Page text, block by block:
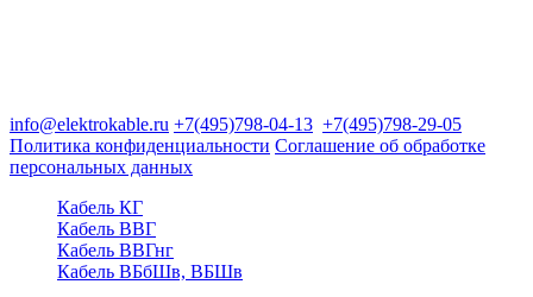
info@elektrokable.ru +7(495)798-04-13 +7(495)798-29-05
Политика конфиденциальности Соглашение об обработке
персональных данных
Кабель КГ
Кабель ВВГ
Кабель ВВГнг
Кабель ВБбШв, ВБШв